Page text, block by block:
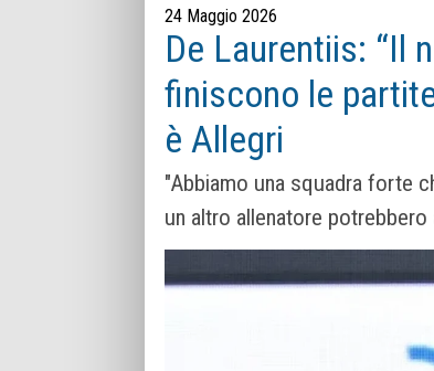
24 Maggio 2026
De Laurentiis: “Il
finiscono le
è Allegri
"Abbiamo una squadra forte
un altro allenatore potrebbero